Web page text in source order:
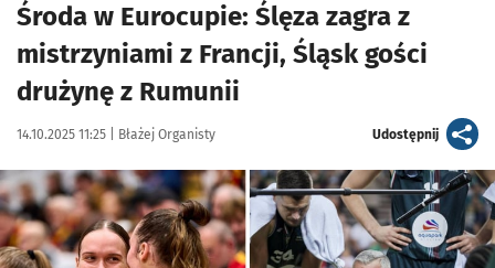
Środa w Eurocupie: Ślęza zagra z
mistrzyniami z Francji, Śląsk gości
drużynę z Rumunii
Data publikacji:
14.10.2025 11:25 | Autor:
Błażej Organisty Udostępnijartykuł
Kliknij, aby powiększyć